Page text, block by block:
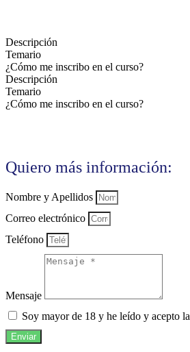
Descripción
Temario
¿Cómo me inscribo en el curso?
Descripción
Temario
¿Cómo me inscribo en el curso?
Quiero más información:
Nombre y Apellidos
Correo electrónico
Teléfono
Mensaje
Soy mayor de 18 y he leído y acepto la
Enviar